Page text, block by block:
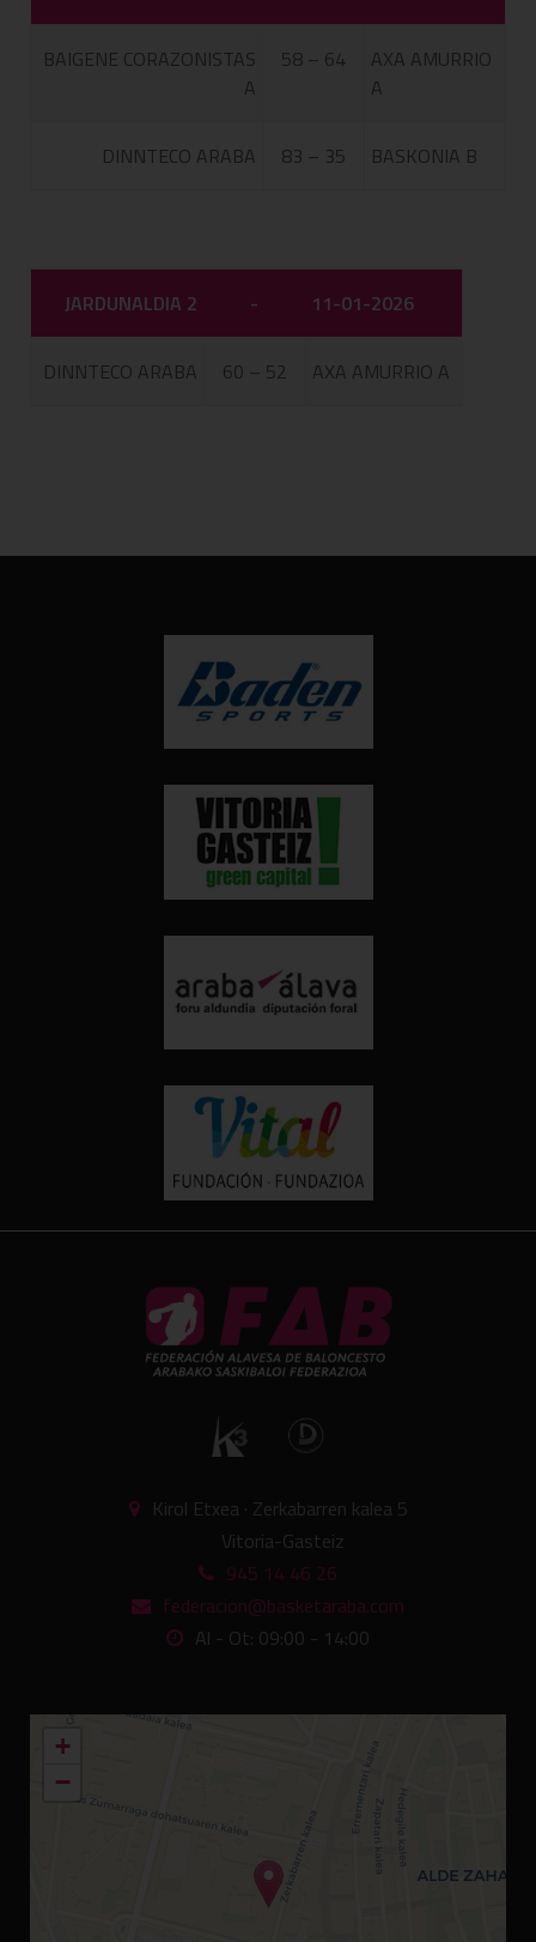
BAIGENE CORAZONISTAS
A
58 – 64
AXA AMURRIO
A
DINNTECO ARABA 83 – 35 BASKONIA B
JARDUNALDIA 2 - 11-01-2026
DINNTECO ARABA 60 – 52 AXA AMURRIO A
Kirol Etxea · Zerkabarren kalea 5
Vitoria-Gasteiz
945 14 46 26
federacion@basketaraba.com
Al - Ot: 09:00 - 14:00
+
−